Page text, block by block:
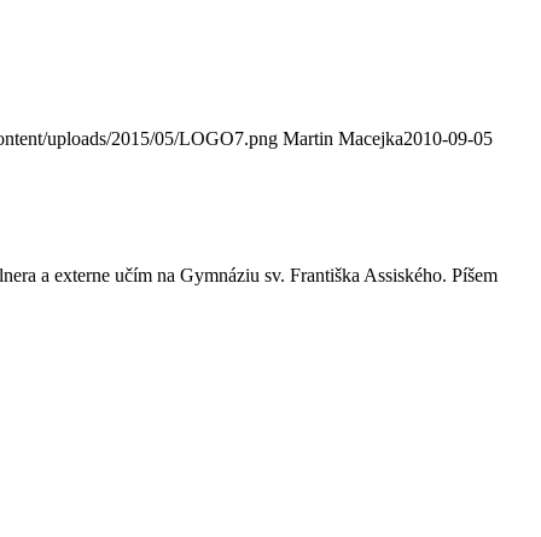
uploads/2015/05/LOGO7.png Martin Macejka2010-09-05
a externe učím na Gymnáziu sv. Františka Assiského. Píšem